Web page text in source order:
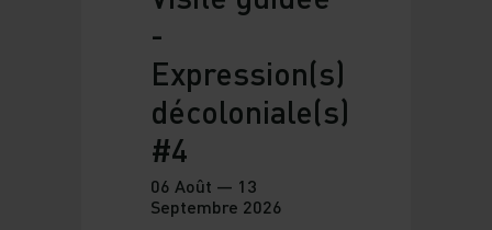
-
Expression(s)
décoloniale(s)
#4
06 Août — 13
Septembre 2026